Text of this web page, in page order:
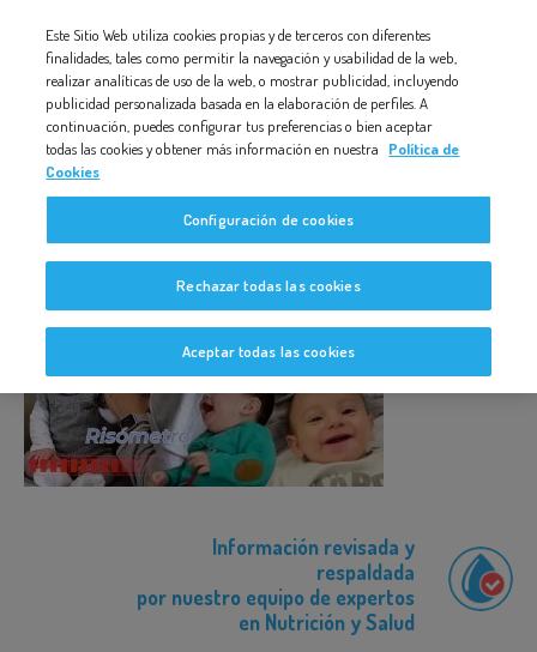
accesibilidad.
MINIATURA_BAB_RISAS
miniatura_bab_risas
Información revisada y
respaldada
por nuestro equipo de expertos
en Nutrición y Salud
Este Sitio Web utiliza cookies propias y de terceros con diferentes
finalidades, tales como permitir la navegación y usabilidad de la web,
realizar analíticas de uso de la web, o mostrar publicidad, incluyendo
publicidad personalizada basada en la elaboración de perfiles. A
continuación, puedes configurar tus preferencias o bien aceptar
todas las cookies y obtener más información en nuestra
Política de
Cookies
Configuración de cookies
Rechazar todas las cookies
Aceptar todas las cookies